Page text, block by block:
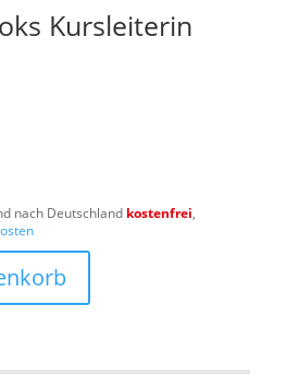
Kursleiterin
nach Deutschland kostenfrei,